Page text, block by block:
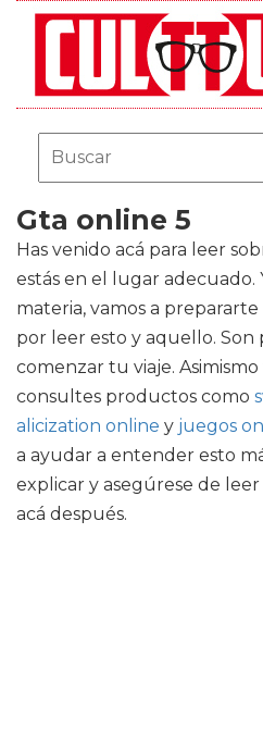
Gta online 5
Has venido acá para leer
estás en el lugar adecuado.
materia, vamos a
por leer esto y aquello. Son
comenzar tu viaje.
consultes productos como
alicization online y juegos
a ayudar a entender esto
explicar y asegúrese de
acá después.